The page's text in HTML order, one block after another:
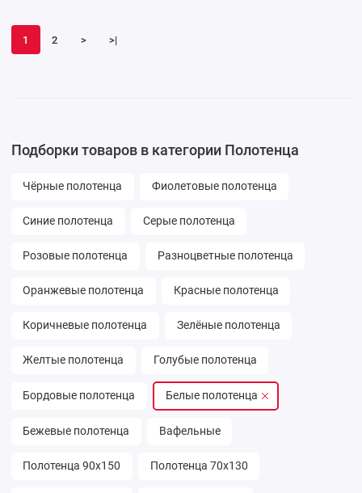
1 2 > >|
Подборки товаров в категории Полотенца
Чёрные полотенца Фиолетовые полотенца
Синие полотенца Серые полотенца
Розовые полотенца Разноцветные полотенца
Оранжевые полотенца Красные полотенца
Коричневые полотенца Зелёные полотенца
Желтые полотенца Голубые полотенца
Бордовые полотенца Белые полотенца
Бежевые полотенца Вафельные
Полотенца 90х150 Полотенца 70х130